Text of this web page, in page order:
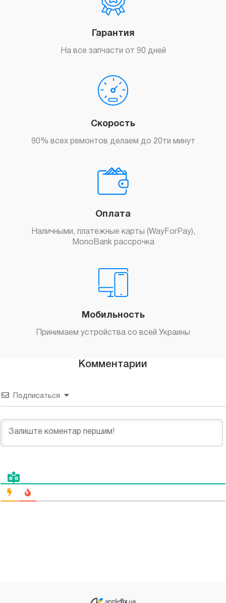
Гарантия
На все запчасти от 90 дней
Скорость
90% всех ремонтов делаем до 20ти минут
Оплата
Наличными, платежные карты (WayForPay),
MonoBank рассрочка
Мобильность
Принимаем устройства со всей Украины
Комментарии
Подписаться